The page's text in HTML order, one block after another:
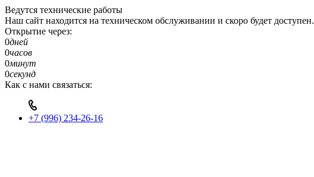
Ведутся технические работы
Наш сайт находится на техническом обслуживании и скоро будет доступен.
Открытие через:
0дней
0часов
0минут
0секунд
Как с нами связаться:
+7 (996) 234-26-16